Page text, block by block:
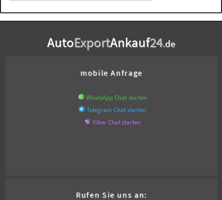
AutoExportAnkauf24.de
mobile Anfrage
WhatsApp Chat starten
Telegram Chat starten
Viber Chat starten
Rufen Sie uns an: